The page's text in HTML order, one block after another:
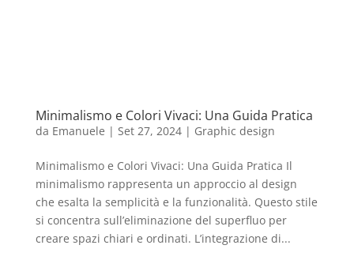
Minimalismo e Colori Vivaci: Una Guida Pratica
da Emanuele | Set 27, 2024| Graphic design
Minimalismo e Colori Vivaci: Una Guida Pratica Il
minimalismo rappresenta un approccio al design
che esalta la semplicità e la funzionalità. Questo stile
si concentra sull’eliminazione del superfluo per
creare spazi chiari e ordinati. L’integrazione di...